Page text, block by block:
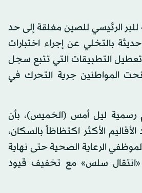
للبر الرئيسي للصين مغلقة إلى حد
بالتخلي عن إجراء اختبارات
التطبيقات التي تتبع سجل
المواطنين جرية التحرك في
رسمية ليل أمس (الخميس)، بأن
الأكثر اكتظاظاً بالسكان،
الرعاية الصحية حتى نهاية
«انتقال سلس» مع تخفيف قيود